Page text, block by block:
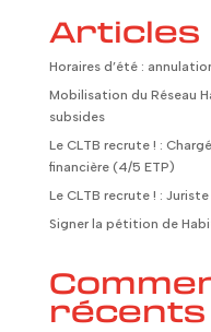
Horaires d’été :
Mobilisation du Réseau
subsides
Le CLTB recrute ! :
financière (4/5 ETP)
Le CLTB recrute ! : Juriste
Signer la pétition de
récents